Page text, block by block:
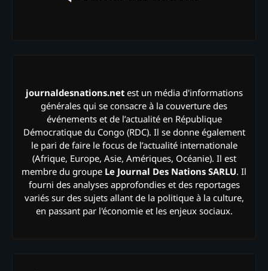
journaldesnations.netest un média d'informations
générales qui se consacre à la couverture des
événements et de l’actualité en République
Démocratique du Congo (RDC). Il se donne également
le pari de faire le focus de l’actualité internationale
(Afrique, Europe, Asie, Amériques, Océanie). Il est
membre du groupe Le Journal Des Nations SARLU. Il
fourni des analyses approfondies et des reportages
variés sur des sujets allant de la politique à la culture,
en passant par l'économie et les enjeux sociaux.